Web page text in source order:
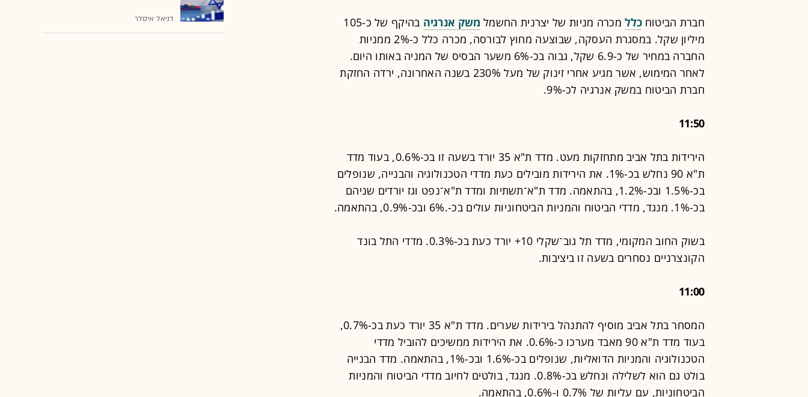
חברת הביטוחכלל מכרה מניות של יצרנית החשמל משק אנרגיה
בהיקף של כ-105
מיליון שקל. במסגרת העסקה, שבוצעה מחוץ לבורסה, מכרה כלל כ-2% ממניות
החברה במחיר של כ-6.9 שקל, גבוה בכ-6% משער הבסיס של המניה באותו היום.
לאחר המימוש, אשר מגיע אחרי זינוק של מעל 230% בשנה האחרונה, ירדה החזקת
חברת הביטוח במשק אנרגיה לכ-9%.
11:50
הירידות בתל אביב מתחזקות מעט. מדד ת"א 35 יורד בשעה זו בכ-0.6%, בעוד מדד
ת"א 90 נחלש בכ-1%. את הירידות מובילים כעת מדדי הטכנולוגיה והבנייה, שנופלים
בכ-1.5% ובכ-1.2%, בהתאמה. מדד ת"א־‏תשתיות ומדד ת"א־נפט וגז יורדים שניהם
בכ-1%. מנגד, מדדי הביטוח והמניות הביטחוניות עולים בכ-.6% ובכ-0.9%, בהתאמה.
בשוק החוב המקומי, מדד תל גוב־שקלי 10+ יורד כעת בכ-0.3%. מדדי התל בונד
הקונצרניים נסחרים בשעה זו ביציבות.
11:00
המסחר בתל אביב מוסיף להתנהל בירידות שערים. מדד ת"א 35 יורד כעת בכ-0.7%,
בעוד מדד ת"א 90 מאבד מערכו כ-0.6%. את הירידות ממשיכים להוביל מדדי
הטכנולוגיה והמניות הדואליות, שנופלים בכ-1.6% ובכ-1%, בהתאמה. מדד הבנייה
בולט גם הוא לשלילה ונחלש בכ-0.8%. מנגד, בולטים לחיוב מדדי הביטוח והמניות
הביטחוניות, עם עליות של 0.7% ו-0.6%, בהתאמה.
דניאל איסלר